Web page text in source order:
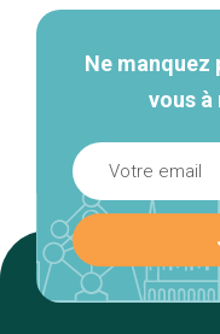
Ne manquez
vous